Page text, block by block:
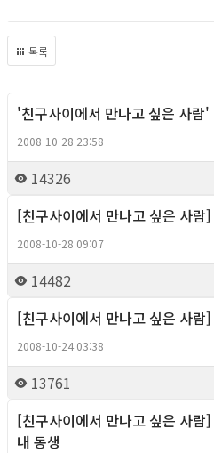
목록
'친구사이에서 만나고 싶은 사람
2008-10-28 23:58
14326
[친구사이에서 만나고 싶은 사람
2008-10-28 09:07
14482
[친구사이에서 만나고 싶은 사람
2008-10-24 03:38
13761
[친구사이에서 만나고 싶은 사람
내 동생